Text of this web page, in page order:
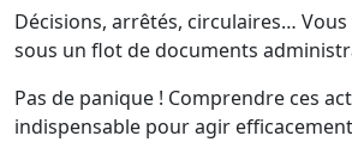
Décisions, arrêtés, circulaires…
sous un flot de documents
Pas de panique ! Comprendre ces
indispensable pour agir